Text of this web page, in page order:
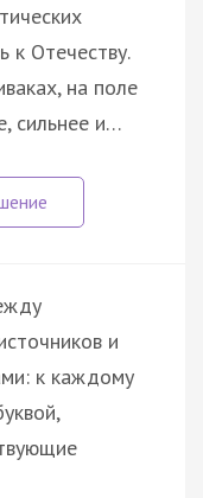
к Отечеству.
на поле
сильнее и…
и
к каждому